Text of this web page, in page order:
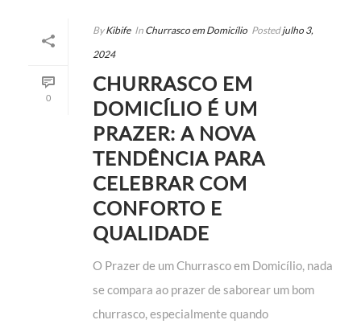
0
By Kibife In Churrasco em Domicílio Posted julho 3,
2024
CHURRASCO EM
DOMICÍLIO É UM
PRAZER: A NOVA
TENDÊNCIA PARA
CELEBRAR COM
CONFORTO E
QUALIDADE
O Prazer de um Churrasco em Domicílio, nada
se compara ao prazer de saborear um bom
churrasco, especialmente quando